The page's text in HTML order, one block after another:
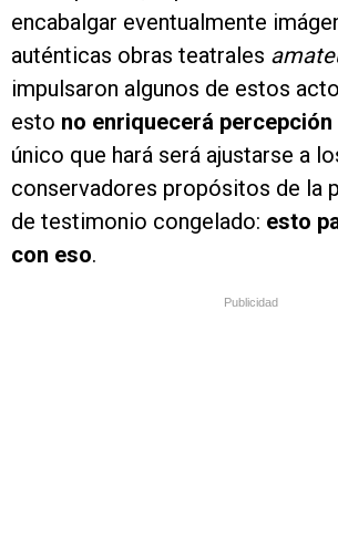
encabalgar eventualmente
auténticas obras teatrales
impulsaron algunos de estos
esto no enriquecerá percepción
único que hará será ajustarse a
conservadores propósitos de la
de testimonio congelado: esto
con eso.
Publicidad